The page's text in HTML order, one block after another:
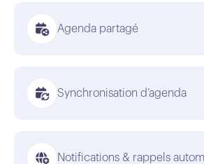
Agenda partagé
Synchronisation d’agenda
Notifications & rappels